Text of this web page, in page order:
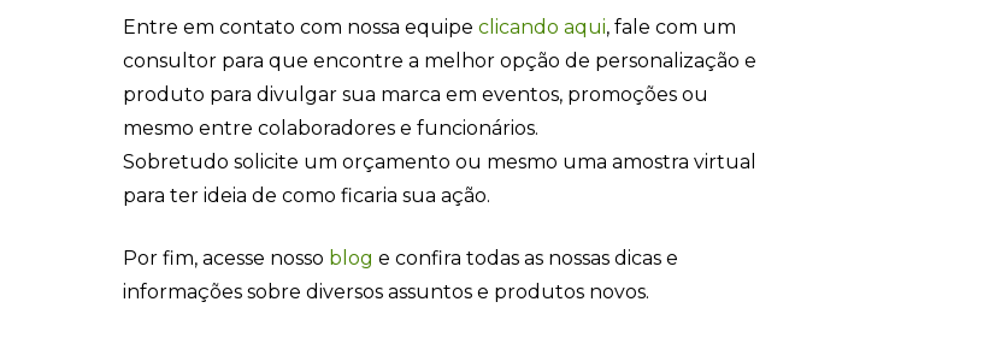
Entre em contato com nossa equipe clicando aqui, fale com um
consultor para que encontre a melhor opção de personalização e
produto para divulgar sua marca em eventos, promoções ou
mesmo entre colaboradores e funcionários.
Sobretudo solicite um orçamento ou mesmo uma amostra virtual
para ter ideia de como ficaria sua ação.
Por fim, acesse nosso blog e confira todas as nossas dicas e
informações sobre diversos assuntos e produtos novos.
+55
A nossa empresa está comprometida a proteger e respeitar sua
privacidade, utilizaremos seus dados apenas para fins de